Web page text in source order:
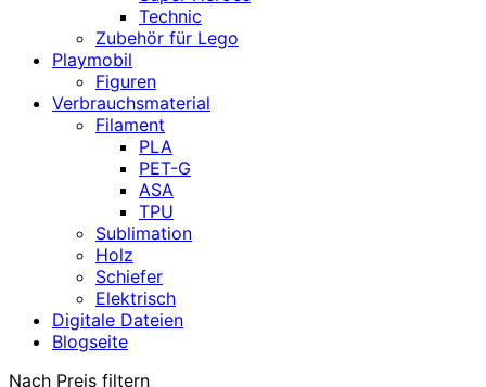
Technic
Zubehör für Lego
Playmobil
Figuren
Verbrauchsmaterial
Filament
PLA
PET-G
ASA
TPU
Sublimation
Holz
Schiefer
Elektrisch
Digitale Dateien
Blogseite
Nach Preis filtern